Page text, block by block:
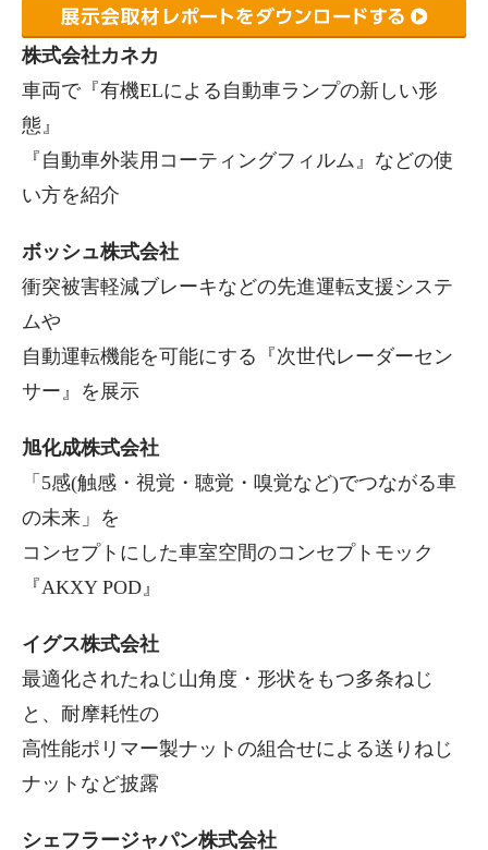
株式会社カネカ
車両で『有機ELによる自動車ランプの新しい形
態』
『自動車外装用コーティングフィルム』などの使
い方を紹介
ボッシュ株式会社
衝突被害軽減ブレーキなどの先進運転支援システ
ムや
自動運転機能を可能にする『次世代レーダーセン
サー』を展示
旭化成株式会社
「5感(触感・視覚・聴覚・嗅覚など)でつながる車
の未来」を
コンセプトにした車室空間のコンセプトモック
『AKXY POD』
イグス株式会社
最適化されたねじ山角度・形状をもつ多条ねじ
と、耐摩耗性の
高性能ポリマー製ナットの組合せによる送りねじ
ナットなど披露
シェフラージャパン株式会社